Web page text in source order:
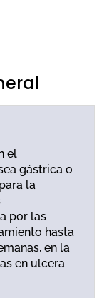
el
gástrica o
la
por las
hasta
en la
en ulcera